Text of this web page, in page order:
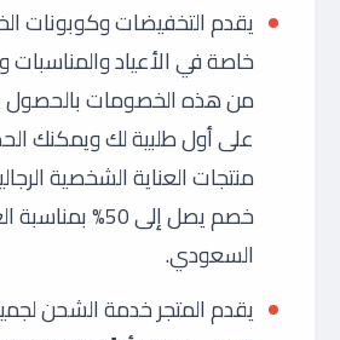
يقدم التخفيضات وكوبونات
خاصة في الأعياد
على أول طلبية لك ويمكنك
منتجات العناية الشخصية
خصم يصل إلى 50%
السعودي.
يقدم المتجر خدمة الشحن